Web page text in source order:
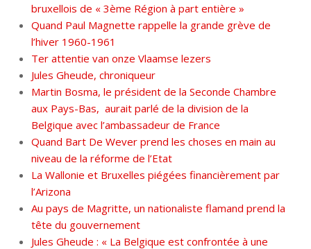
bruxellois de « 3ème Région à part entière »
Quand Paul Magnette rappelle la grande grève de
l’hiver 1960-1961
Ter attentie van onze Vlaamse lezers
Jules Gheude, chroniqueur
Martin Bosma, le président de la Seconde Chambre
aux Pays-Bas, aurait parlé de la division de la
Belgique avec l’ambassadeur de France
Quand Bart De Wever prend les choses en main au
niveau de la réforme de l’Etat
La Wallonie et Bruxelles piégées financièrement par
l’Arizona
Au pays de Magritte, un nationaliste flamand prend la
tête du gouvernement
Jules Gheude : « La Belgique est confrontée à une